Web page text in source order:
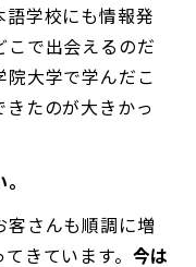
学校にも情報発
で出会えるのだ
大学で学んだこ
たのが大きかっ
さんも順調に増
きています。 今は